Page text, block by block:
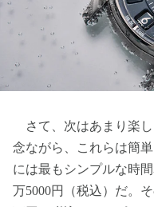
さて、次はあまり楽
念ながら、これらは簡
には最もシンプルな時
万5000円（税込）だ。